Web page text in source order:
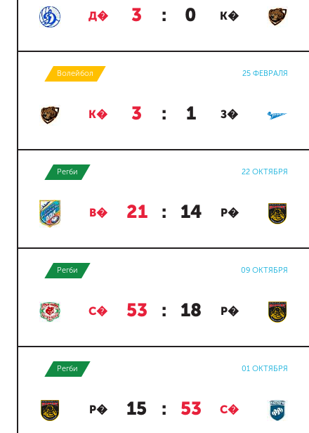
Д� 3 : 0 К�
Волейбол 25 ФЕВРАЛЯ
К� 3 : 1 З�
Регби 22 ОКТЯБРЯ
В� 21 : 14 Р�
Регби 09 ОКТЯБРЯ
С� 53 : 18 Р�
Регби 01 ОКТЯБРЯ
Р� 15 : 53 С�